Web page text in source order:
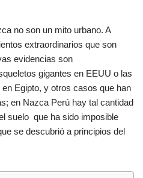
no son un mito urbano. A
extraordinarios que son
evidencias son
gigantes en EEUU o las
Egipto, y otros casos que han
en Nazca Perú hay tal cantidad
suelo que ha sido imposible
se descubrió a principios del